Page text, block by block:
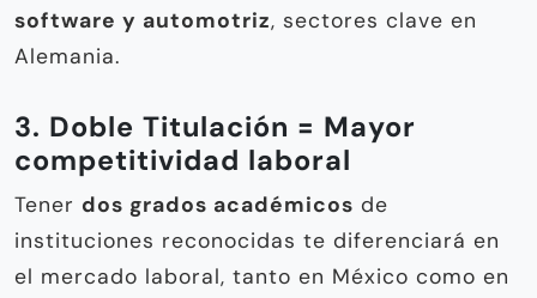
software y automotriz, sectores clave en
Alemania.
3. Doble Titulación = Mayor
competitividad laboral
Tener dos grados académicos de
instituciones reconocidas te diferenciará en
el mercado laboral, tanto en México como en